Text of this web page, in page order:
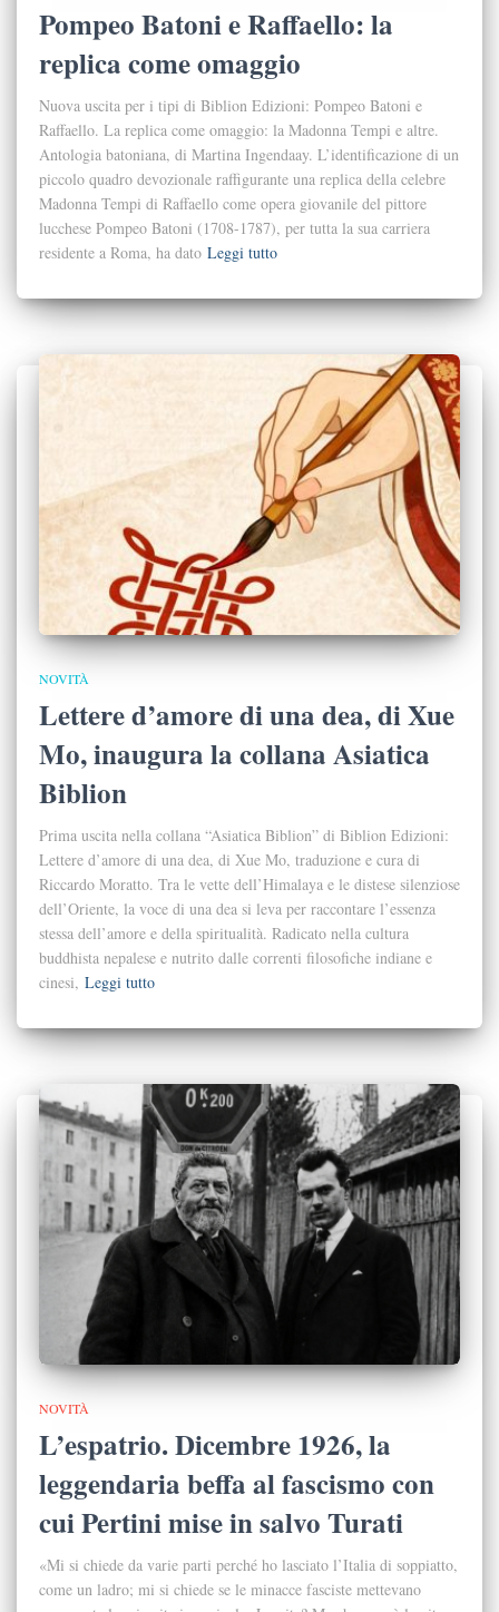
Pompeo Batoni e Raffaello: la
replica come omaggio
Nuova uscita per i tipi di Biblion Edizioni: Pompeo Batoni e
Raffaello. La replica come omaggio: la Madonna Tempi e altre.
Antologia batoniana, di Martina Ingendaay. L’identificazione di un
piccolo quadro devozionale raffigurante una replica della celebre
Madonna Tempi di Raffaello come opera giovanile del pittore
lucchese Pompeo Batoni (1708-1787), per tutta la sua carriera
residente a Roma, ha dato Leggi tutto
NOVITÀ
Lettere d’amore di una dea, di Xue
Mo, inaugura la collana Asiatica
Biblion
Prima uscita nella collana “Asiatica Biblion” di Biblion Edizioni:
Lettere d’amore di una dea, di Xue Mo, traduzione e cura di
Riccardo Moratto. Tra le vette dell’Himalaya e le distese silenziose
dell’Oriente, la voce di una dea si leva per raccontare l’essenza
stessa dell’amore e della spiritualità. Radicato nella cultura
buddhista nepalese e nutrito dalle correnti filosofiche indiane e
cinesi, Leggi tutto
NOVITÀ
L’espatrio. Dicembre 1926, la
leggendaria beffa al fascismo con
cui Pertini mise in salvo Turati
«Mi si chiede da varie parti perché ho lasciato l’Italia di soppiatto,
come un ladro; mi si chiede se le minacce fasciste mettevano